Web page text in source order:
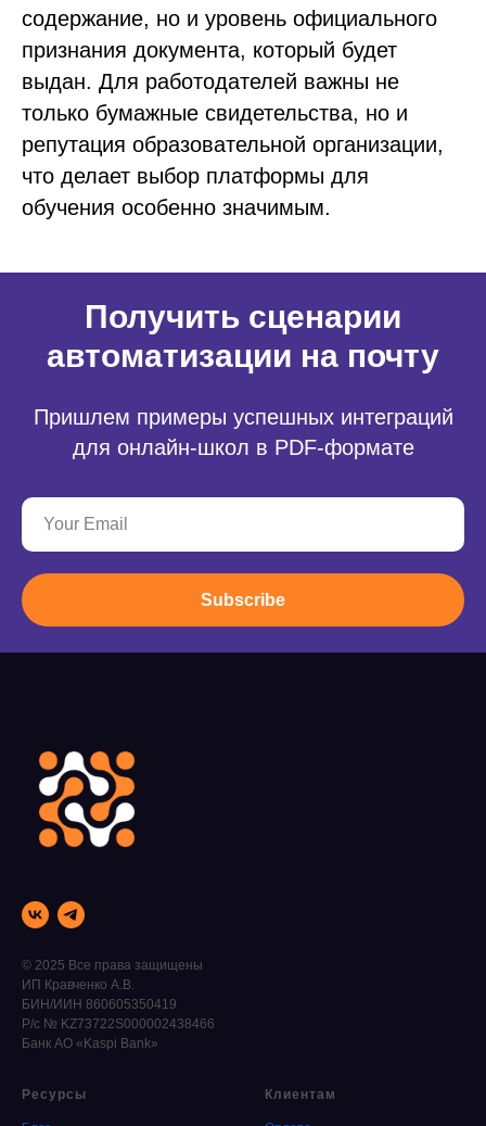
содержание, но и уровень официального
признания документа, который будет
выдан. Для работодателей важны не
только бумажные свидетельства, но и
репутация образовательной организации,
что делает выбор платформы для
обучения особенно значимым.
Получить сценарии
автоматизации на почту
Пришлем примеры успешных интеграций
для онлайн-школ в PDF-формате
Subscribe
© 2025 Все права защищены
ИП Кравченко А.В.
БИН/ИИН 860605350419
Р/с № KZ73722S000002438466
Банк АО «Kaspi Bank»
Ресурсы Клиентам